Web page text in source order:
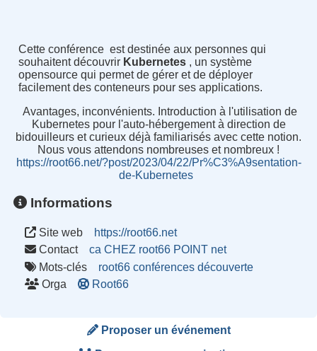
Cette conférence est destinée aux personnes qui
souhaitent découvrir Kubernetes, un système
opensource qui permet de gérer et de déployer
facilement des conteneurs pour ses applications.
Avantages, inconvénients. Introduction à l'utilisation de
Kubernetes pour l'auto-hébergement à direction de
bidouilleurs et curieux déjà familiarisés avec cette notion.
Nous vous attendons nombreuses et nombreux !
https://root66.net/?post/2023/04/22/Pr%C3%A9sentation-
de-Kubernetes
Informations
Site web
https://root66.net
Contact
ca CHEZ root66 POINT net
Mots-clés
root66 conférences découverte
Orga
Root66
Proposer un événement